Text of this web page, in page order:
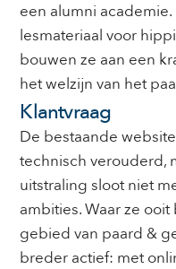
een alumni
lesmateriaal voor
bouwen ze aan een
het welzijn van het
Klantvraag
De bestaande
technisch verouderd,
uitstraling sloot niet
ambities. Waar ze
gebied van paard &
breder actief: met